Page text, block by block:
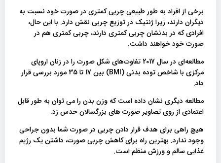
برخی از افراد به طور طبیعی چربی کمتری در صورت خود نسبت به
دیگران دارند، زیرا ژنتیک در توزیع چربی نقش دارد. با این حال،
افرادی که در بدنشان چربی کمتری دارند، چربی کمتری هم در
صورت خود خواهند داشت.
مطالعه‌ای در سال 2017 تفاوت‌های شکل صورت را در زنان اروپای
مرکزی با شاخص توده بدنی (BMI) بین 17 تا 35 مورد بررسی قرار
داد.
مطالعه دیگری نشان داده است که وزن بدن را می توان به طور قابل
اعتمادی از روی تصاویر صورت های بزرگسالان حدس زد.
هیچ راهی برای هدف قرار دادن چربی در صورت شما بدون جراحی
وجود ندارد. بهترین راه برای کاهش چربی صورت، داشتن یک رژیم
غذایی سالم و ورزش منظم است.